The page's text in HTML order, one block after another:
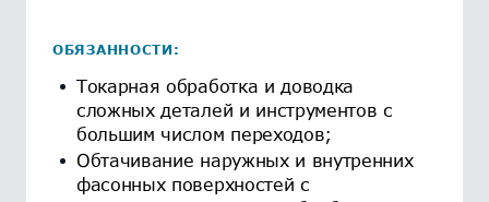
ОБЯЗАННОСТИ:
Токарная обработка и доводка
сложных деталей и инструментов с
большим числом переходов;
Обтачивание наружных и внутренних
фасонных поверхностей с